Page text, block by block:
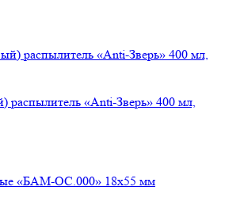
распылитель «Anti-Зверь» 400 мл,